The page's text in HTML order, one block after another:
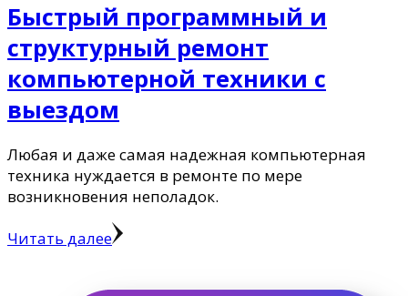
Быстрый программный и
структурный ремонт
компьютерной техники с
выездом
Любая и даже самая надежная компьютерная
техника нуждается в ремонте по мере
возникновения неполадок.
Читать далее